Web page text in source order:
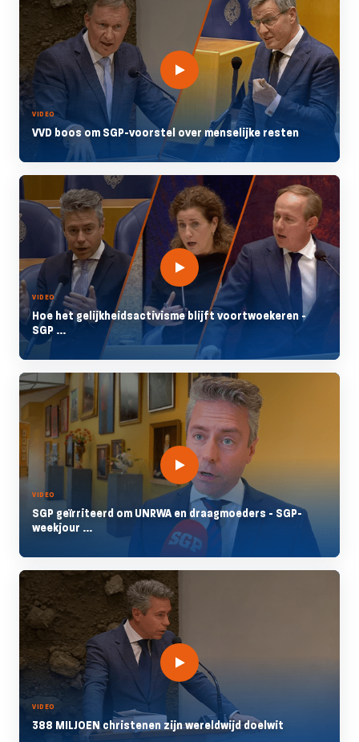
VIDEO
VVD boos om SGP-voorstel over menselijke resten
VIDEO
Hoe het gelijkheidsactivisme blijft voortwoekeren -
SGP ...
VIDEO
SGP geïrriteerd om UNRWA en draagmoeders - SGP-
weekjour ...
VIDEO
388 MILJOEN christenen zijn wereldwijd doelwit